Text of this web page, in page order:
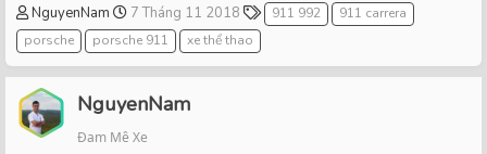
T
h
r
e
a
d
s
NguyenNam
S
t
a
r
t
a
7 Tháng 11 2018
T
a
s
911 992
911 carrera
porsche
porsche 911 xe thể thao
NguyenNam
Đam Mê Xe